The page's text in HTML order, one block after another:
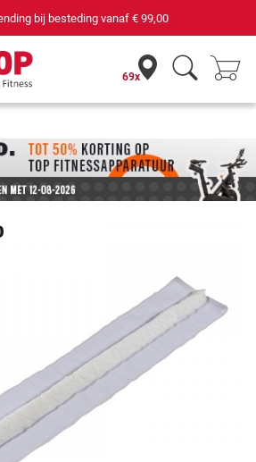
bij besteding vanaf € 99,00
69x